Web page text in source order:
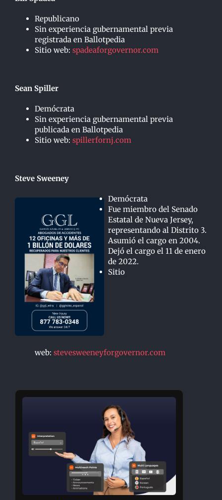
Republicano
Sin experiencia gubernamental previa
registrada en Ballotpedia
Sitio web: spadeaforgovernor.com
Sean Spiller
Demócrata
Sin experiencia gubernamental previa
publicada en Ballotpedia
Sitio web: spillerfornj.com
Steve Sweeney
Demócrata
Fue miembro del Senado
Estatal de Nueva Jersey,
representando al Distrito 3.
Asumió el cargo en 2004.
Dejó el cargo el 11 de enero
de 2022.
Sitio
web: stevesweeneyforgovernor.com